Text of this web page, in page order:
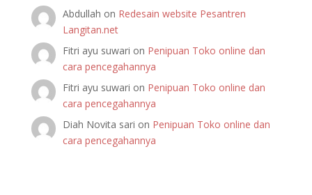
Abdullah on Redesain website Pesantren
Langitan.net
Fitri ayu suwari on Penipuan Toko online dan
cara pencegahannya
Fitri ayu suwari on Penipuan Toko online dan
cara pencegahannya
Diah Novita sari on Penipuan Toko online dan
cara pencegahannya